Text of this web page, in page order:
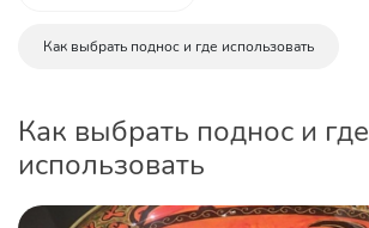
Как выбрать поднос и где использовать
Как выбрать поднос и где
использовать